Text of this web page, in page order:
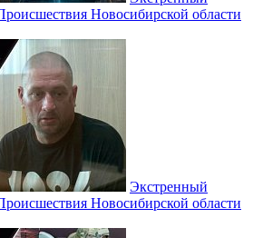
Новосибирской области
Экстренный
Новосибирской области